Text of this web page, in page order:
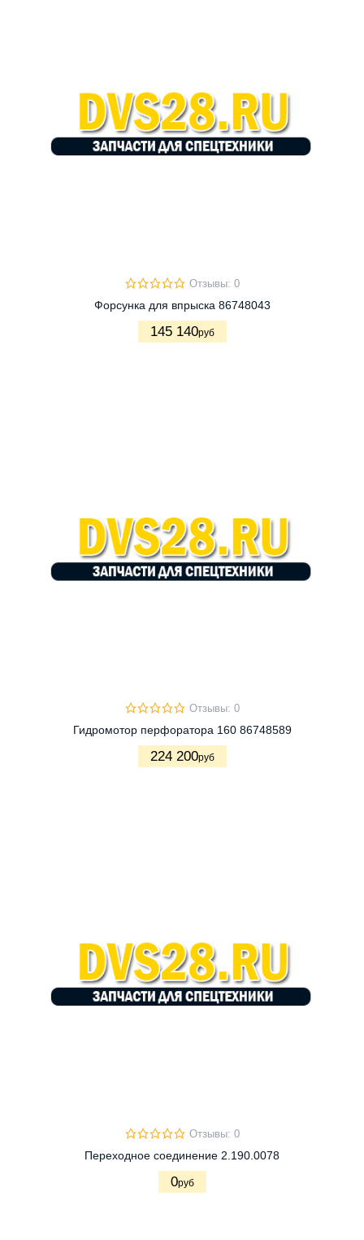
Отзывы: 0
Форсунка для впрыска 86748043
145 140руб
Отзывы: 0
Гидромотор перфоратора 160 86748589
224 200руб
Отзывы: 0
Переходное соединение 2.190.0078
0руб